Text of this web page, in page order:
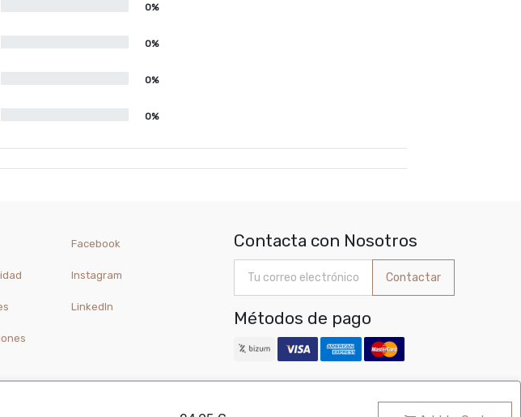
0%
0%
0%
0%
Facebook
Instagram
LinkedIn
Contacta con Nosotros
Contactar
Métodos de pago